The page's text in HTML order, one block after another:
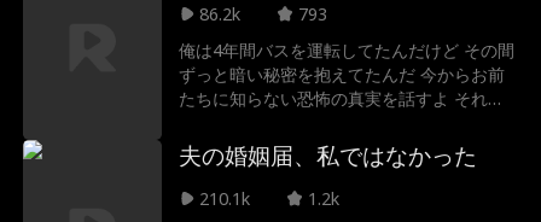
86.2k
793
俺は4年間バスを運転してたんだけど その間
ずっと暗い秘密を抱えてたんだ 今からお前
たちに知らない恐怖の真実を話すよ それは
話だ お前が直接経験したわけじゃないかも
しれないけど お前が乗ってるバスにはただ
の生者だけじゃなく…
夫の婚姻届、私ではなかった
210.1k
1.2k